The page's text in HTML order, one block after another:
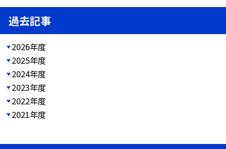
過去記事
2026年度
2025年度
2024年度
2023年度
2022年度
2021年度